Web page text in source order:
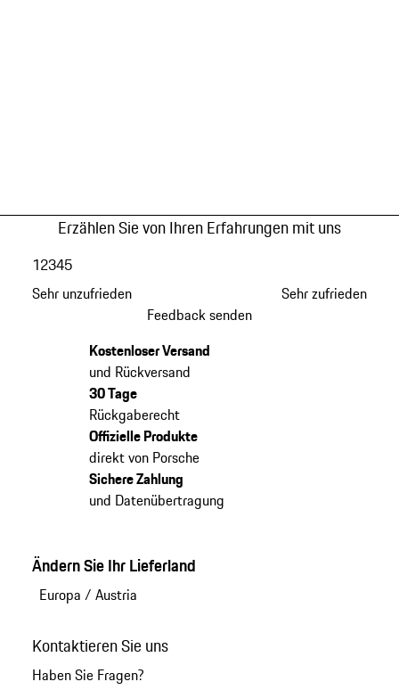
Erzählen Sie von Ihren Erfahrungen mit uns
Sehr unzufrieden
12345
Sehr zufrieden
Feedback senden
Kostenloser Versand
und Rückversand
30 Tage
Rückgaberecht
Offizielle Produkte
direkt von Porsche
Sichere Zahlung
und Datenübertragung
Ändern Sie Ihr Lieferland
Europa / Austria
Kontaktieren Sie uns
Haben Sie Fragen?